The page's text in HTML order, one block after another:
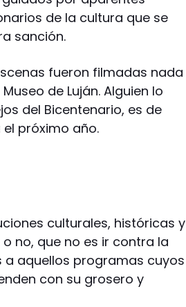
de la cultura que se
sanción.
fueron filmadas nada
de Luján. Alguien lo
del Bicentenario, es de
próximo año.
culturales, históricas y
no, que no es ir contra la
aquellos programas cuyos
con su grosero y